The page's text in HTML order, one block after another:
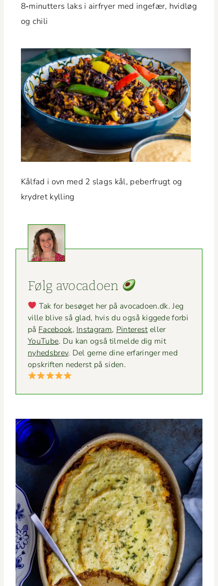
8‑minutters laks i air­fry­er med inge­fær, hvidløg
og chili
Kål­fad i ovn med 2 slags kål, peber­frugt og
kry­dret kylling
Følg avo­ca­doen
Tak for besøget her på avocadoen.dk. Jeg
ville blive så glad, hvis du også kiggede for­bi
på Face­book, Insta­gram, Pin­ter­esteller
YouTube. Du kan også tilmelde dig mit
nyheds­brev. Del gerne dine erfaringer med
opskriften ned­er­st på siden.